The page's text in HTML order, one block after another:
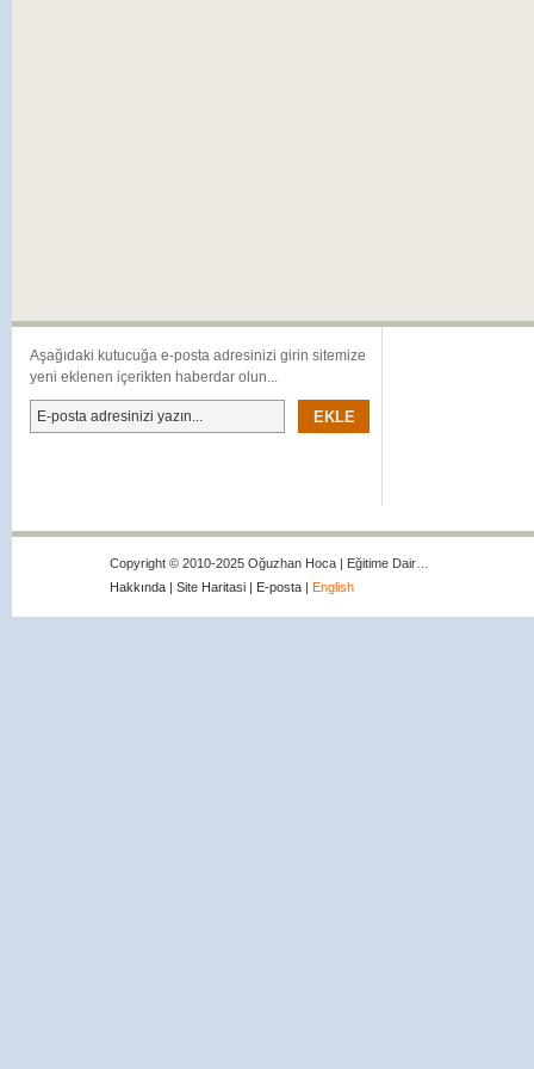
Aşağıdaki kutucuğa e-posta adresinizi girin sitemize
yeni eklenen içerikten haberdar olun...
Copyright © 2010-2025 Oğuzhan Hoca | Eğitime Dair…
Hakkında | Site Haritasi | E-posta | English